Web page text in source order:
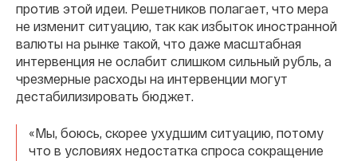
против этой идеи. Решетников полагает, что мера
не изменит ситуацию, так как избыток иностранной
валюты на рынке такой, что даже масштабная
интервенция не ослабит слишком сильный рубль, а
чрезмерные расходы на интервенции могут
дестабилизировать бюджет.
«Мы, боюсь, скорее ухудшим ситуацию, потому
что в условиях недостатка спроса сокращение